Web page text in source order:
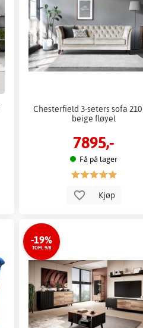
Chesterfield 3-seters sofa 210
beige fløyel
7895,-
Få på lager
Kjøp
-19%
TOM. 9/8